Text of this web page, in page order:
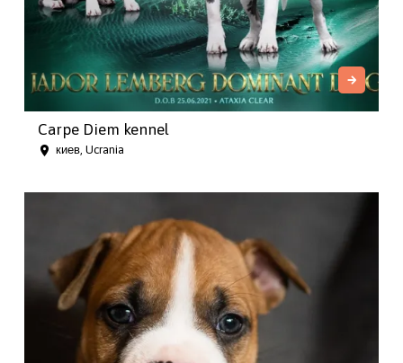
Carpe Diem kennel
киев, Ucrania